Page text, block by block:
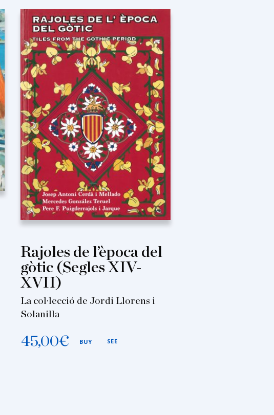
Rajoles de l’època del
gòtic (Segles XIV-
XVII)
La col·lecció de Jordi Llorens i
Solanilla
45,00€ BUY SEE